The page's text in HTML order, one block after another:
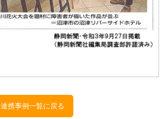
連携事例一覧に戻る